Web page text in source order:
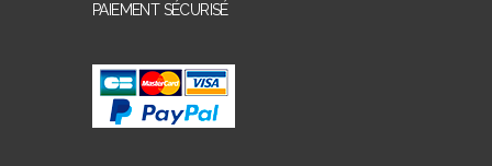
PAIEMENT SÉCURISÉ